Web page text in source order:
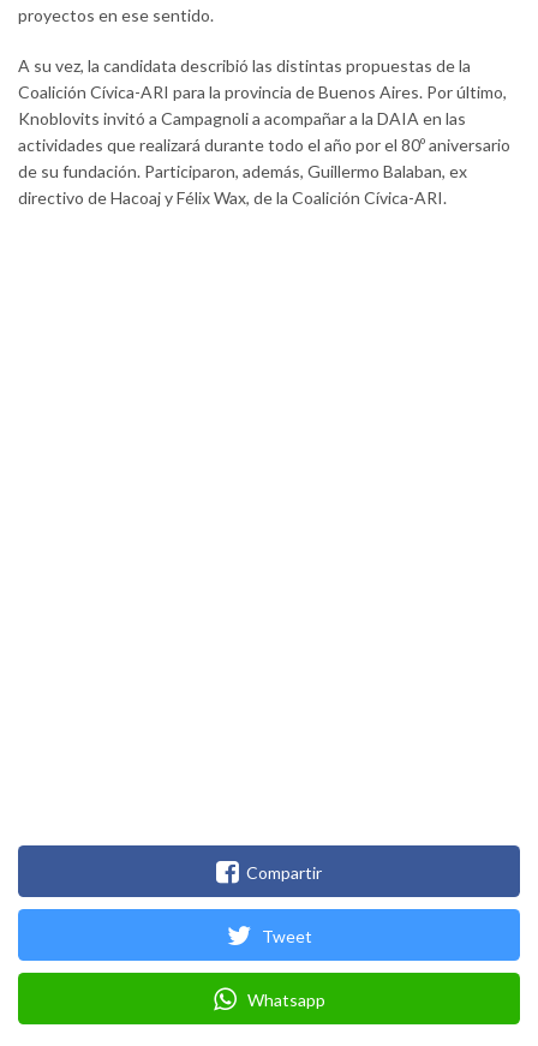
proyectos en ese sentido.
A su vez, la candidata describió las distintas propuestas de la
Coalición Cívica-ARI para la provincia de Buenos Aires. Por último,
Knoblovits invitó a Campagnoli a acompañar a la DAIA en las
actividades que realizará durante todo el año por el 80º aniversario
de su fundación. Participaron, además, Guillermo Balaban, ex
directivo de Hacoaj y Félix Wax, de la Coalición Cívica-ARI.
Compartir
Tweet
Whatsapp